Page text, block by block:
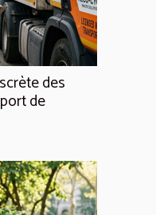
des
de